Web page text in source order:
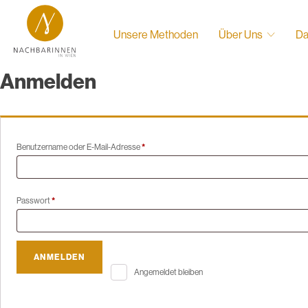
Unsere Methoden Über Uns
Anmelden
Benutzername oder E-Mail-Adresse*Erforderlich
Passwort*Erforderlich
Angemeldet bleiben
ANMELDEN